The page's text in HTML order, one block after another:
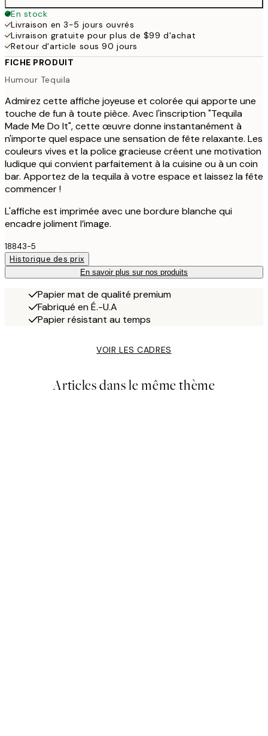
En stock
Livraison en 3-5 jours ouvrés
Livraison gratuite pour plus de $99 d'achat
Retour d'article sous 90 jours
FICHE PRODUIT
Humour Tequila
Admirez cette affiche joyeuse et colorée qui apporte une
touche de fun à toute pièce. Avec l'inscription "Tequila
Made Me Do It", cette œuvre donne instantanément à
n'importe quel espace une sensation de fête relaxante. Les
couleurs vives et la police gracieuse créent une motivation
ludique qui convient parfaitement à la cuisine ou à un coin
bar. Apportez de la tequila à votre espace et laissez la fête
commencer !
L'affiche est imprimée avec une bordure blanche qui
encadre joliment l’image.
18843-5
Historique des prix
En savoir plus sur nos produits
Papier mat de qualité premium
Fabriqué en É.-U.A
Papier résistant au temps
VOIR LES CADRES
Articles dans le même thème